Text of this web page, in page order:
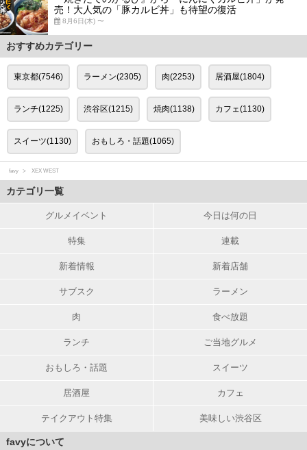
売！大人気の「豚カルビ丼」も待望の復活
8月6日(木) 〜
おすすめカテゴリー
東京都(7546) ラーメン(2305) 肉(2253) 居酒屋(1804)
ランチ(1225) 渋谷区(1215) 焼肉(1138) カフェ(1130)
スイーツ(1130) おもしろ・話題(1065)
favy XEX WEST
カテゴリ一覧
グルメイベント 今日は何の日
特集 連載
新着情報 新着店舗
サブスク ラーメン
肉 食べ放題
ランチ ご当地グルメ
おもしろ・話題 スイーツ
居酒屋 カフェ
テイクアウト特集 美味しい渋谷区
favyについて